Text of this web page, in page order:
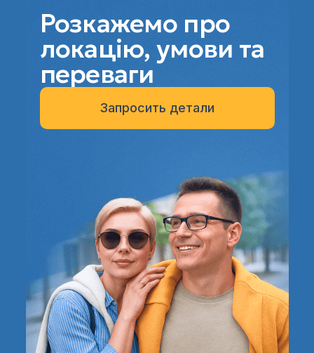
Розкажемо про
локацію, умови та
переваги
Запросить детали